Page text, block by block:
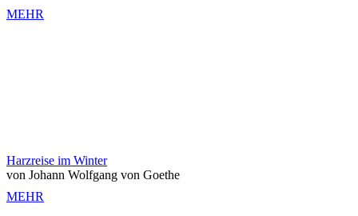
MEHR
Harzreise im Winter
von Johann Wolfgang von Goethe
MEHR